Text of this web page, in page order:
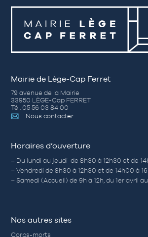
Mairie de Lège-Cap Ferret
79 avenue de la Mairie
33950 LÈGE-Cap FERRET
Tél. 05 56 03 84 00
Nous contacter
Horaires d’ouverture
– Du lundi au jeudi de 8h30 à 12h30 et de
– Vendredi de 8h30 à 12h30 et de 14h00 à
– Samedi (Accueil) de 9h à 12h, du 1er avril
Nos autres sites
Corps-morts